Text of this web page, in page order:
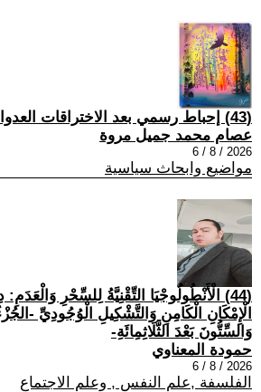
(43) إحباط رسمي بعد الاختراقات العدوانية بلا تبرير
عصام محمد جميل مروة
2026 / 8 / 6
مواضيع وابحاث سياسية
(44) الْأَنْطُولُوجْيَا التِّقْنِيَّةُ لِلسِّحْرِ
الْإِمْكَانِ الْكَامِنِ وَالتَّشْكِيلِ الْوُجُودِيِّ -
وَالسِّتُّونَ بَعْدَ الثَّلَاثِمِائَةِ-
حمودة المعناوي
2026 / 8 / 6
الفلسفة ,علم النفس , وعلم الاجتماع